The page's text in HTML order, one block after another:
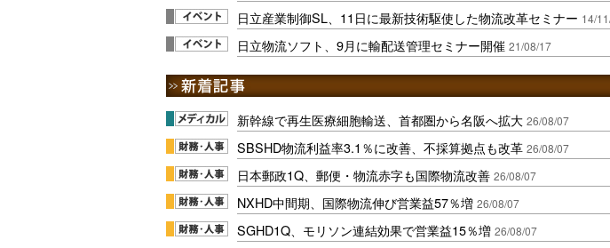
日立産業制御SL、11日に最新技術駆使した物流改革セミナー 14/
日立物流ソフト、9月に輸配送管理セミナー開催 21/08/17
新幹線で再生医療細胞輸送、首都圏から名阪へ拡大 26/08/07
SBSHD物流利益率3.1％に改善、不採算拠点も改革 26/08/07
日本郵政1Q、郵便・物流赤字も国際物流改善 26/08/07
NXHD中間期、国際物流伸び営業益57％増 26/08/07
SGHD1Q、モリソン連結効果で営業益15％増 26/08/07